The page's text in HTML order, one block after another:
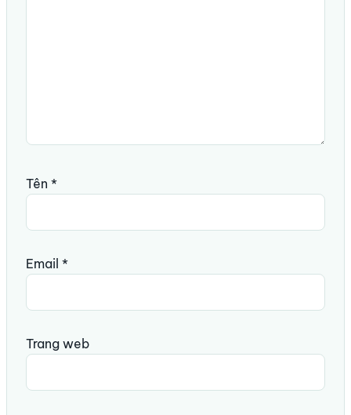
Tên *
Email *
Trang web